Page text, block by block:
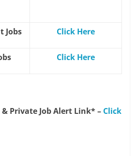
Jobs Click Here
Click Here
Private Job Alert Link* – Click